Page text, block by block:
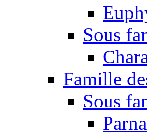
Sous
Famille
Sous